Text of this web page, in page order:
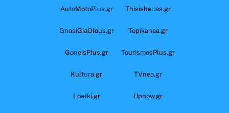
AutoMotoPlus.gr Thisishellas.gr
GnosiGiaOlous.gr Topikanea.gr
GoneisPlus.gr TourismosPlus.gr
Kultura.gr TVnea.gr
Loatki.gr Upnow.gr